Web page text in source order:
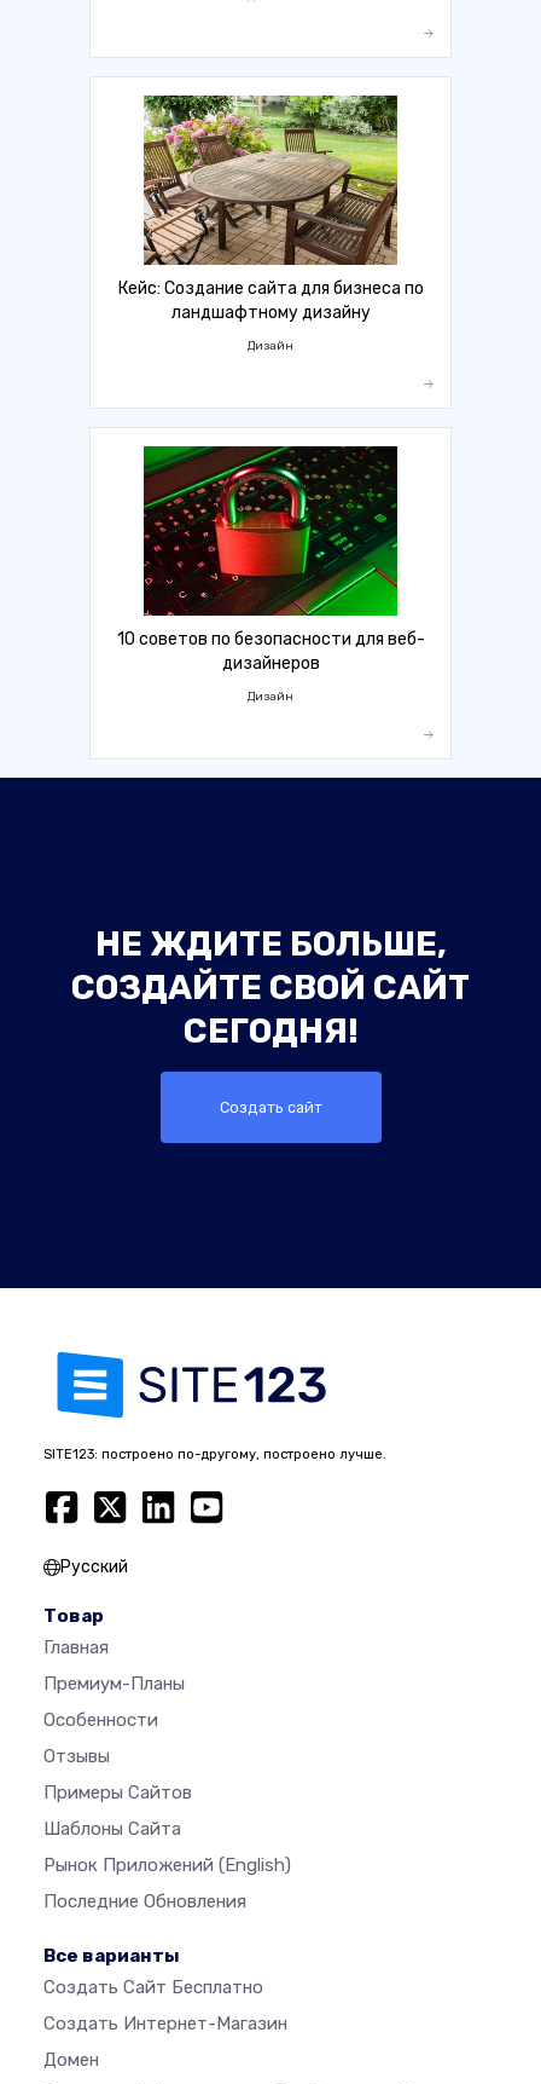
Кейс: Создание сайта для бизнеса по
ландшафтному дизайну
Дизайн
10 советов по безопасности для веб-
дизайнеров
Дизайн
НЕ ЖДИТЕ БОЛЬШЕ,
СОЗДАЙТЕ СВОЙ САЙТ
СЕГОДНЯ!
Создать сайт
SITE123: построено по-другому, построено лучше.
Русский
Товар
Главная
Премиум-Планы
Особенности
Отзывы
Примеры Сайтов
Шаблоны Сайта
Рынок Приложений (English)
Последние Обновления
Все варианты
Создать Сайт Бесплатно
Создать Интернет-Магазин
Домен